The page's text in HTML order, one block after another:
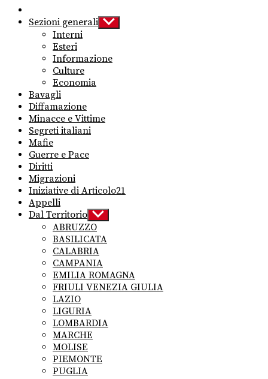
Sezioni generali Show
sub
Interni
Esteri
Informazione
Culture
Economia
Bavagli
Diffamazione
Minacce e Vittime
Segreti italiani
Mafie
Guerre e Pace
Diritti
Migrazioni
Iniziative di Articolo21
Appelli
Dal Territorio Show
sub
menu
ABRUZZO
BASILICATA
CALABRIA
CAMPANIA
EMILIA ROMAGNA
FRIULI VENEZIA GIULIA
LAZIO
LIGURIA
LOMBARDIA
MARCHE
MOLISE
PIEMONTE
PUGLIA